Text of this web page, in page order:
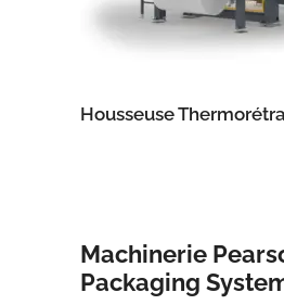
Housseuse
Machinerie
Packaging